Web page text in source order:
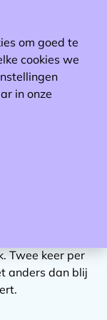
gemotiveerd.
ze een nieuw
ze het kunnen,
voor
niveau. Niet
Twee keer per
anders dan blij
om goed te
cookies we
in onze